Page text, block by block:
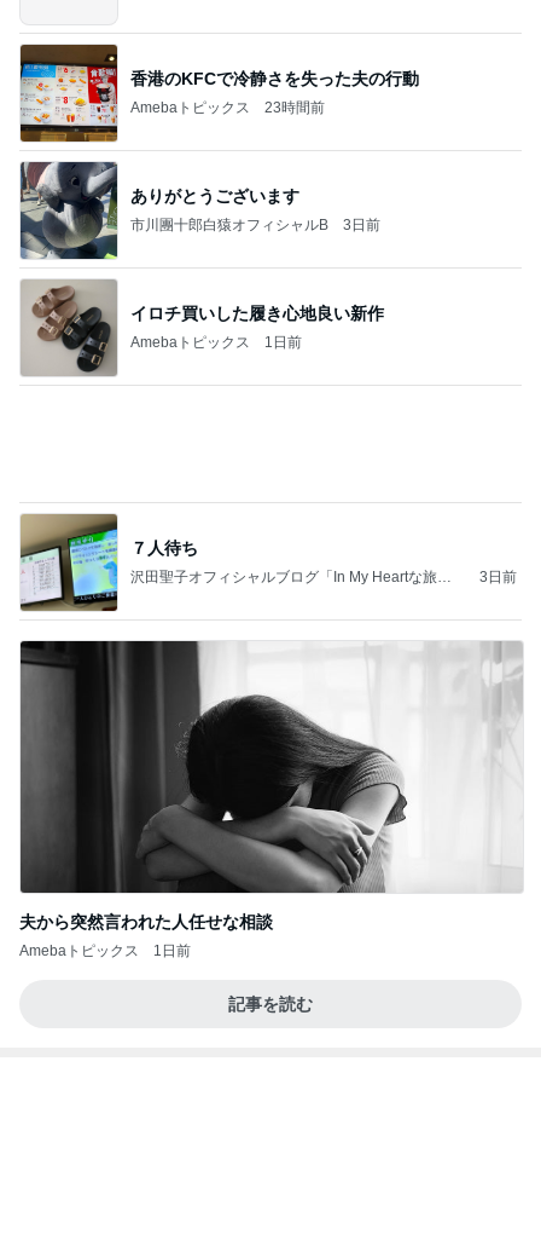
香港のKFCで冷静さを失った夫の行動
Amebaトピックス 23時間前
ありがとうございます
市川團十郎白猿オフィシャルB 3日前
イロチ買いした履き心地良い新作
Amebaトピックス 1日前
７人待ち
沢田聖子オフィシャルブログ「In My Heartな旅日
3日前
夫から突然言われた人任せな相談
Amebaトピックス 1日前
記事を読む